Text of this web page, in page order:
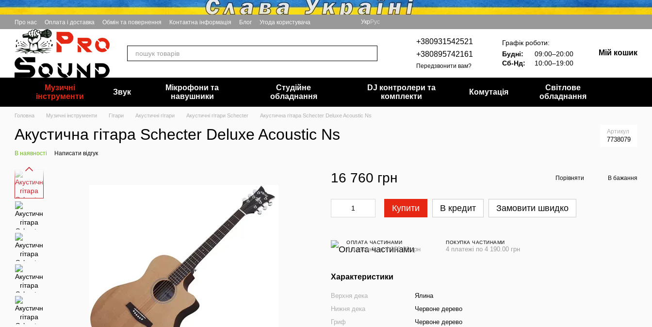
Перейти до основного контенту
Про нас Оплата і доставка Обмін та повернення Контактна інформація Блог Угода користувача Укр Рус
+380931542521
+380895742161
Передзвонити вам?
Графік роботи:
Будні:
09:00–20:00
Сб-Нд:
10:00–19:00
Мій кошик
Музичні
інструменти
Звук
Мікрофони та
навушники
Студійне
обладнання
DJ контролери та
комплекти
Комутація
Світлове
обладнання
Головна Музичні інструменти Гітари Акустичні гітари Акустичні гітари Schecter Акустична гітара Schecter Deluxe Acoustic Ns
Акустична гітара Schecter Deluxe Acoustic Ns Артикул
7738079
В наявності Написати відгук
16 760 грн Порівняти В бажання
Купити В кредит Замовити швидко
ОПЛАТА ЧАСТИНАМИ
4 платежі по 4 190.00 грн
ПОКУПКА ЧАСТИНАМИ
4 платежі по 4 190.00 грн
Характеристики
Верхня дека
Ялина
Нижня дека
Червоне дерево
Гриф
Червоне дерево